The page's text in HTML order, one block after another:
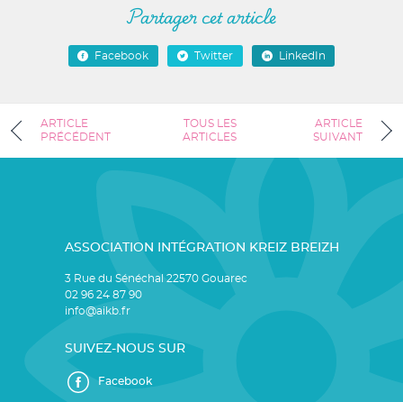
Partager cet article
Facebook Twitter LinkedIn
ARTICLE
PRÉCÉDENT
TOUS LES
ARTICLES
ARTICLE
SUIVANT
ASSOCIATION INTÉGRATION KREIZ BREIZH
3 Rue du Sénéchal 22570 Gouarec
02 96 24 87 90
info@aikb.fr
SUIVEZ-NOUS SUR
Facebook